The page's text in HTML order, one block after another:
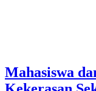
Mahasiswa